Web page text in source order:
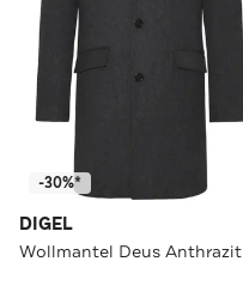
-30%*
DIGEL
Wollmantel Deus Anthrazit